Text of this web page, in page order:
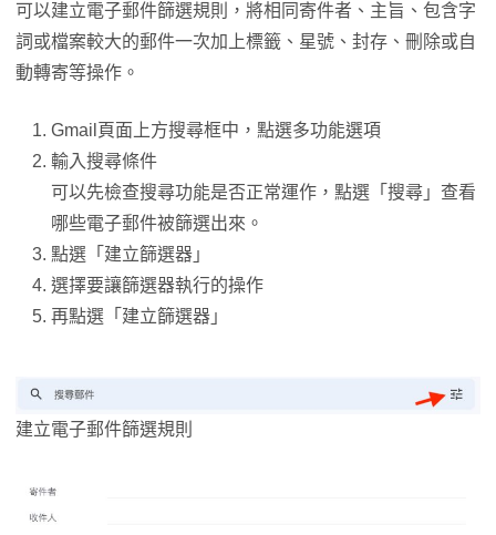
可以建立電子郵件篩選規則，將相同寄件者、主旨、包含字
詞或檔案較大的郵件一次加上標籤、星號、封存、刪除或自
動轉寄等操作。
Gmail頁面上方搜尋框中，點選多功能選項
輸入搜尋條件
可以先檢查搜尋功能是否正常運作，點選「搜尋」查看
哪些電子郵件被篩選出來。
點選「建立篩選器」
選擇要讓篩選器執行的操作
再點選「建立篩選器」
建立電子郵件篩選規則